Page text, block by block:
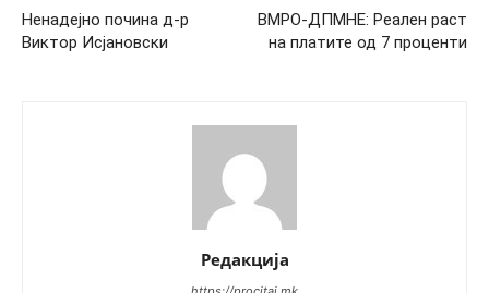
Ненадејно почина д-р
Виктор Исјановски
ВМРО-ДПМНЕ: Реален раст
на платите од 7 проценти
Редакција